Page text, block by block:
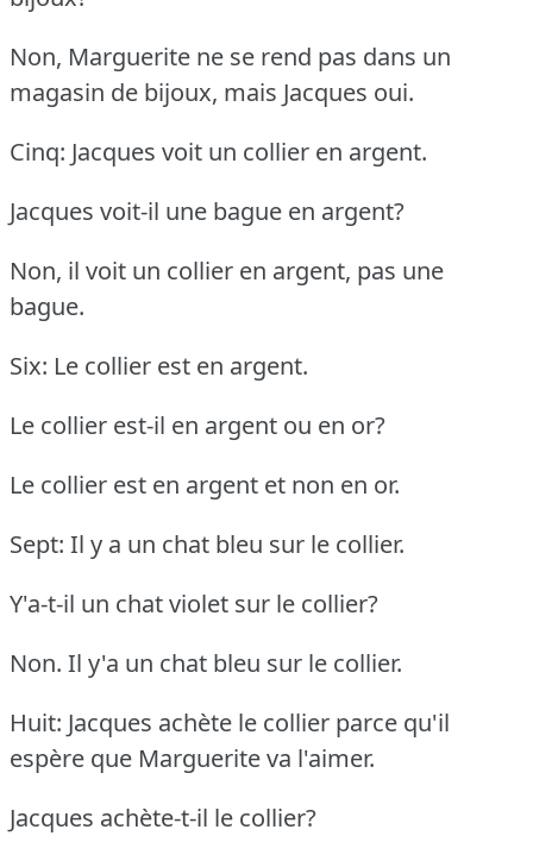
Non, Marguerite ne se rend pas dans un
magasin de bijoux, mais Jacques oui.
Cinq: Jacques voit un collier en argent.
Jacques voit-il une bague en argent?
Non, il voit un collier en argent, pas une
bague.
Six: Le collier est en argent.
Le collier est-il en argent ou en or?
Le collier est en argent et non en or.
Sept: Il y a un chat bleu sur le collier.
Y'a-t-il un chat violet sur le collier?
Non. Il y'a un chat bleu sur le collier.
Huit: Jacques achète le collier parce qu'il
espère que Marguerite va l'aimer.
Jacques achète-t-il le collier?